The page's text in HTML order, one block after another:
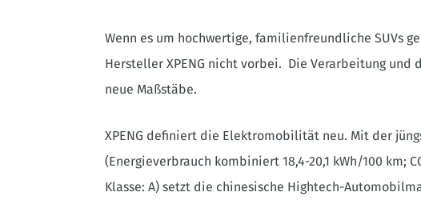
Wenn es um hochwertige, familienfreundliche SUVs
Hersteller XPENG nicht vorbei. Die Verarbeitung und
neue Maßstäbe.
XPENG definiert die Elektromobilität neu. Mit der
(Energieverbrauch kombiniert 18,4-20,1 kWh/100 km;
Klasse: A) setzt die chinesische Hightech-